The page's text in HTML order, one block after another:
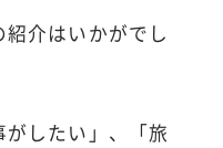
介はいかがでし
がしたい」、「旅